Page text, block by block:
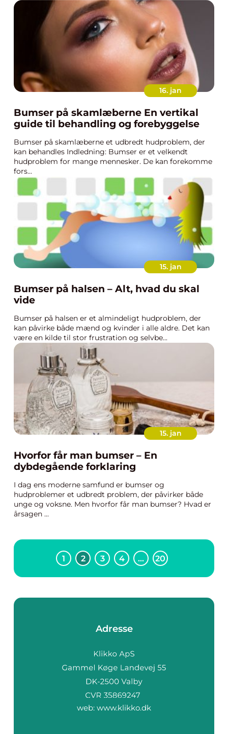
16. jan
Bumser på skamlæberne En vertikal
guide til behandling og forebyggelse
Bumser på skamlæberne et udbredt hudproblem, der
kan behandles Indledning: Bumser er et velkendt
hudproblem for mange mennesker. De kan forekomme
fors...
15. jan
Bumser på halsen – Alt, hvad du skal
vide
Bumser på halsen er et almindeligt hudproblem, der
kan påvirke både mænd og kvinder i alle aldre. Det kan
være en kilde til stor frustration og selvbe...
15. jan
Hvorfor får man bumser – En
dybdegående forklaring
I dag ens moderne samfund er bumser og
hudproblemer et udbredt problem, der påvirker både
unge og voksne. Men hvorfor får man bumser? Hvad er
årsagen ...
1 2 3 4 … 20
Adresse
web: www.klikko.dk